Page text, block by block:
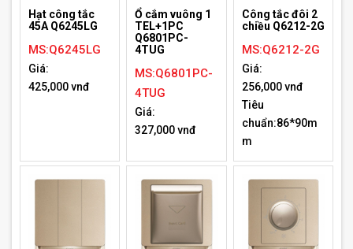
Hạt công tắc
45A Q6245LG
MS:Q6245LG
Giá:
425,000 vnđ
Ổ cắm vuông 1
TEL+1PC
Q6801PC-
4TUG
MS:Q6801PC-
4TUG
Giá:
327,000 vnđ
Công tắc đôi 2
chiều Q6212-2G
MS:Q6212-2G
Giá:
256,000 vnđ
Tiêu
chuẩn:86*90m
m